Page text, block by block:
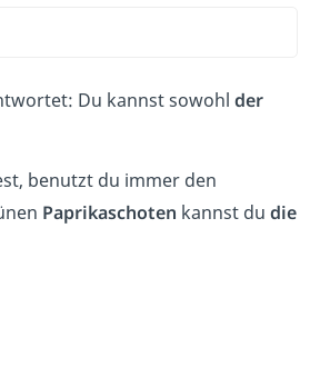
Du kannst sowohl der
benutzt du immer den
Paprikaschoten kannst du die